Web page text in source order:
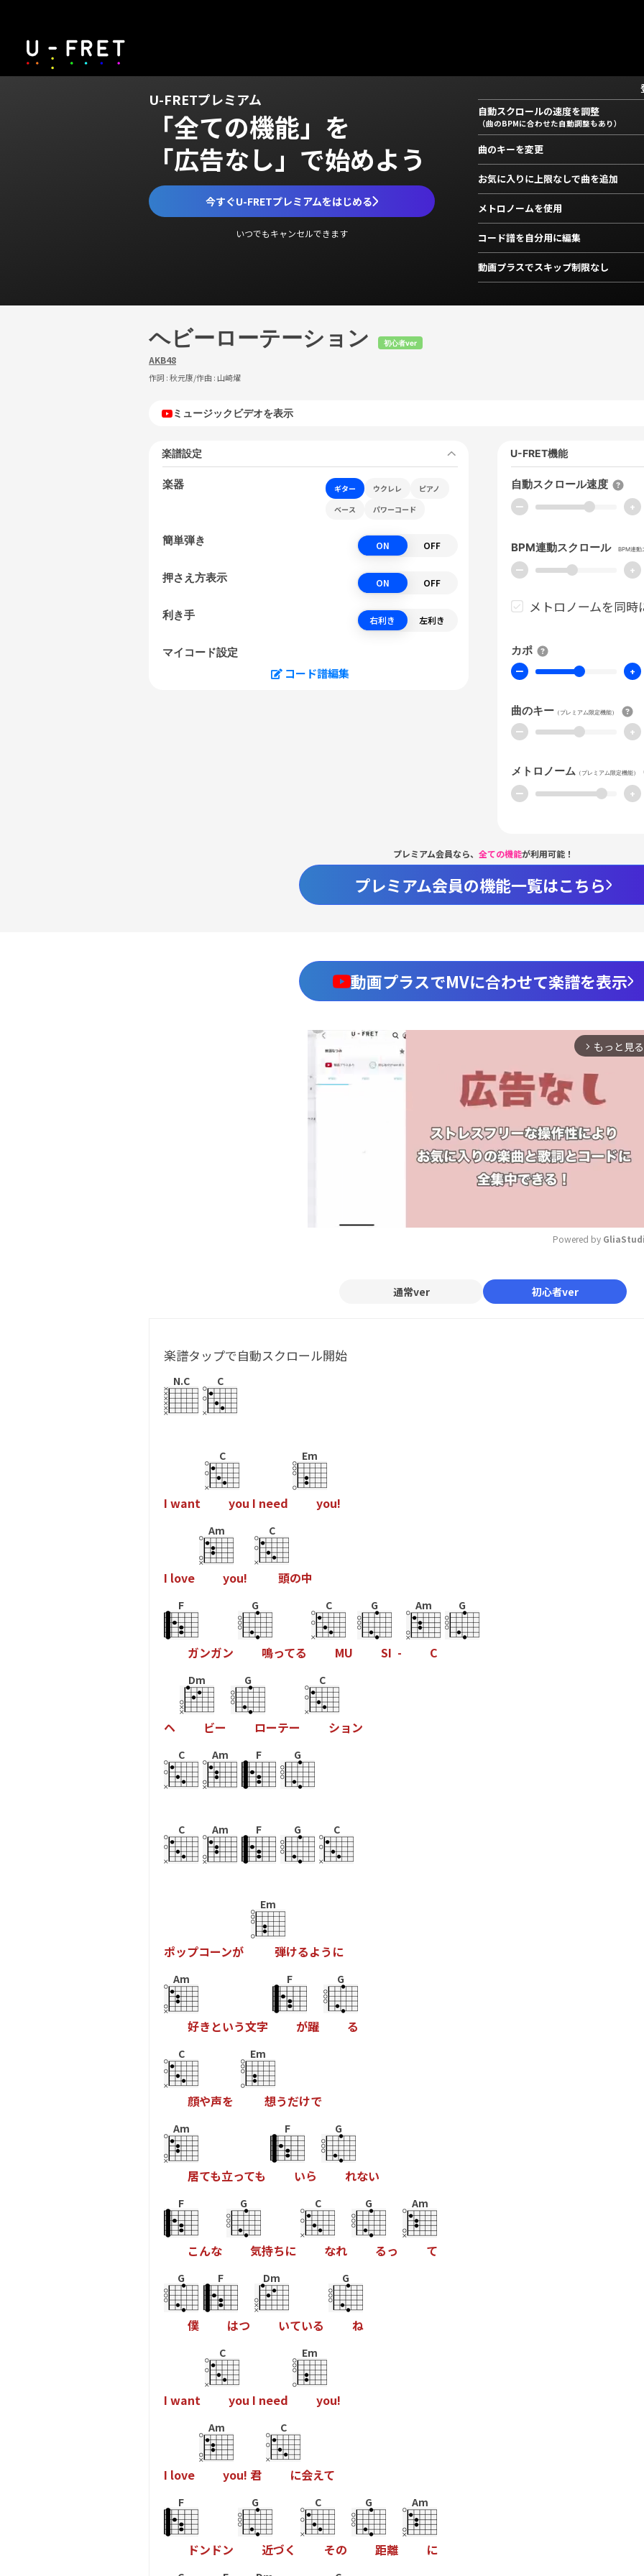
U-FRETプレミアム
「全ての機能」を
「広告なし」で始めよう
今すぐU-FRETプレミアムをはじめる
いつでもキャンセルできます
自動スクロールの速度を調整
（曲のBPMに合わせた自動調整もあり）
曲のキーを変更
お気に入りに上限なしで曲を追加
メトロノームを使用
コード譜を自分用に編集
動画プラスでスキップ制限なし
ヘビーローテーション 初心者ver
AKB48
作詞 :秋元康/作曲 :山崎燿
ミュージックビデオを表示
楽譜設定
楽器 ギター ウクレレ
ピアノ
ベース
パワーコード
簡単弾き ON OFF
押さえ方表示 ON OFF
利き手 右利き 左利き
マイコード設定
コード譜編集
U-FRET機能
自動スクロール速度
ー +
BPM連動スクロール BPM連動
ー +
メトロノームを同時
カポ
ー +
曲のキー （プレミアム限定機能）
ー +
メトロノーム （プレミアム限定機能）
ー +
プレミアム会員なら、 全ての機能が利用可能！
プレミアム会員の機能一覧はこちら
動画プラスでMVに合わせて楽譜を表示
arrow_forward_ios もっと見る
Mute
Powered by
通常ver 初心者ver
楽譜タップで自動スクロール開始
N.C C
I want
C
you I need
Em
you!
I love
Am
you!
C
頭の中
F
ガンガン
G
鳴ってる
C
MU
G
SI -
Am
C
G
ヘ
Dm
ビー
G
ローテー
C
ショ ン
C Am F G
C Am F G C
ポップコーンが
Em
弾けるよう に
Am
好き という文字
F
が躍
G
る
C
顔や声を
Em
想うだけで
Am
居ても立っても
F
いら
G
れない
F
こんな
G
気持ちに
C
なれ
G
るっ
Am
て
G
僕
F
はつ
Dm
いている
G
ね
I want
C
you I need
Em
you!
I love
Am
you! 君
C
に会えて
F
ドン ドン
G
近づく
C
その
G
距離
Am
に